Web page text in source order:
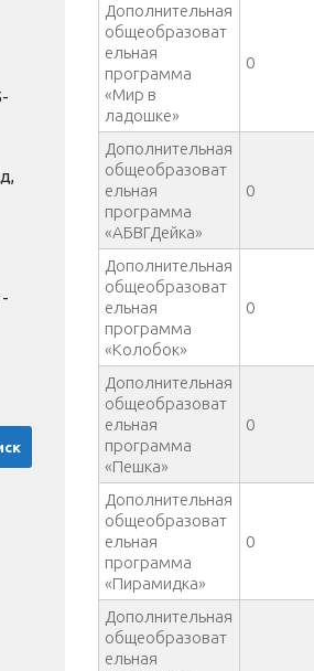
Дополнительная
общеобразоват
ельная
программа
«Мир в
ладошке»
0
Дополнительная
общеобразоват
ельная
программа
«АБВГДейка»
0
Дополнительная
общеобразоват
ельная
программа
«Колобок»
0
Дополнительная
общеобразоват
ельная
программа
«Пешка»
0
Дополнительная
общеобразоват
ельная
программа
«Пирамидка»
0
Дополнительная
общеобразоват
ельная